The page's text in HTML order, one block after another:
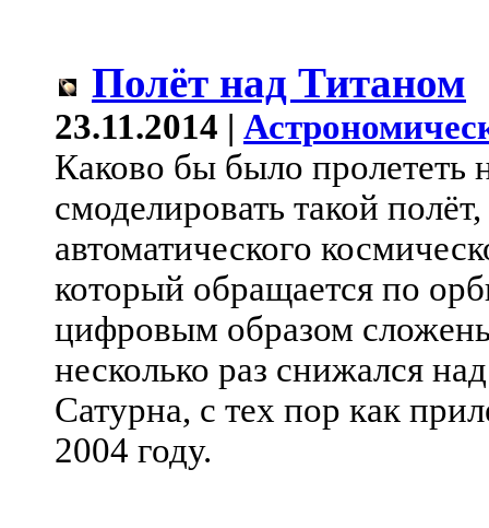
Полёт над Титаном
23.11.2014 |
Каково бы было пролететь
смоделировать такой
автоматического
который обращается по
цифровым образом
несколько раз снижался
Сатурна, с тех пор как
2004 году.